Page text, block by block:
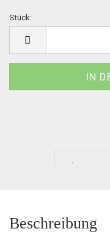
Stück:
Beschreibung